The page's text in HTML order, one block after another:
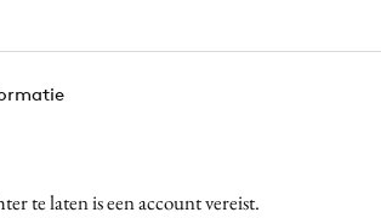
te laten is een account vereist.